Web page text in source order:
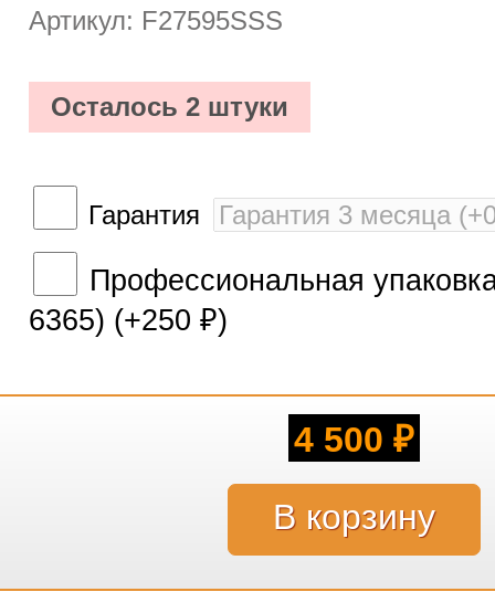
Артикул: F27595SSS
Осталось 2 штуки
Гарантия
Профессиональная
6365) (+250 ₽)
4 500 ₽